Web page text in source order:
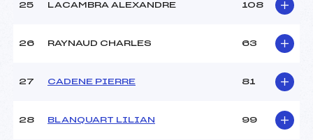
25 LACAMBRA ALEXANDRE 108
26 RAYNAUD CHARLES 63
27 CADENE PIERRE 81
28 BLANQUART LILIAN 99